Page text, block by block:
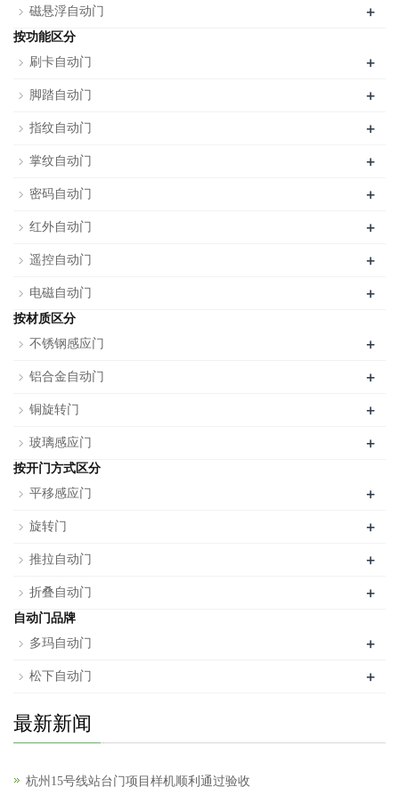
磁悬浮自动门 +
按功能区分
刷卡自动门
+
脚踏自动门 +
指纹自动门 +
掌纹自动门 +
密码自动门 +
红外自动门 +
遥控自动门 +
电磁自动门 +
按材质区分
不锈钢感应门
+
铝合金自动门 +
铜旋转门 +
玻璃感应门 +
按开门方式区分
平移感应门
+
旋转门 +
推拉自动门 +
折叠自动门 +
自动门品牌
多玛自动门
+
松下自动门 +
最新新闻
杭州15号线站台门项目样机顺利通过验收